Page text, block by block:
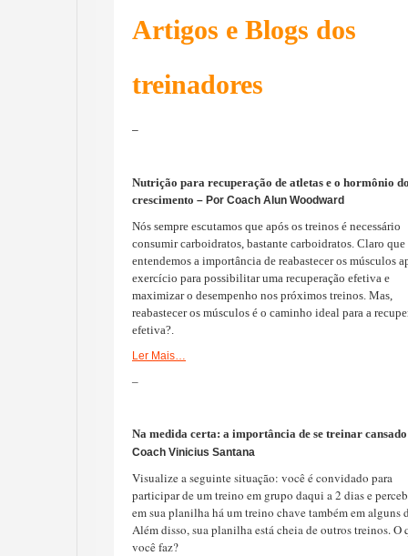
Artigos e Blogs dos
treinadores
–
Nutrição para recuperação de atletas e o hormônio
crescimento – Por Coach Alun Woodward
Nós sempre escutamos que após os treinos é necessário
consumir carboidratos, bastante carboidratos. Claro que
entendemos a importância de reabastecer os músculos
exercício para possibilitar uma recuperação efetiva e
maximizar o desempenho nos próximos treinos. Mas,
reabastecer os músculos é o caminho ideal para a
efetiva?.
Ler Mais…
–
Na medida certa: a importância de se treinar cansado
Coach Vinicius Santana
Visualize a seguinte situação: você é convidado para
participar de um treino em grupo daqui a 2 dias e
em sua planilha há um treino chave também em alguns
Além disso, sua planilha está cheia de outros treinos. O
você faz?